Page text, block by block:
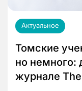
Актуальное
Томские
но немного:
журнале